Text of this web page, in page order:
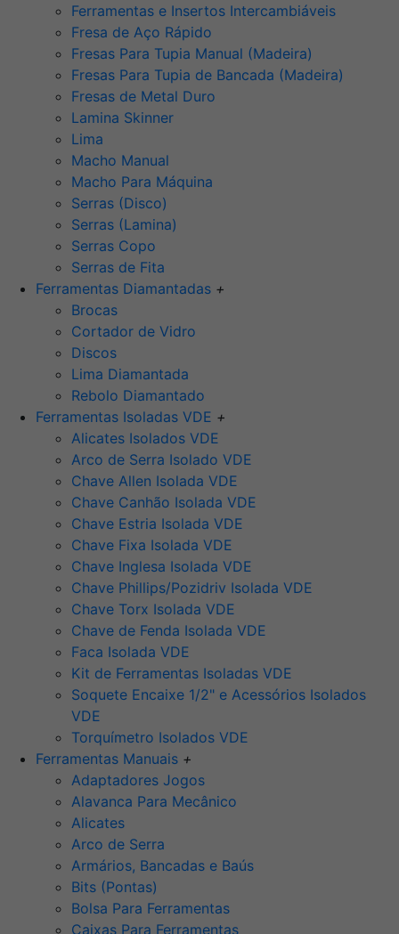
Ferramentas e Insertos Intercambiáveis
Fresa de Aço Rápido
Fresas Para Tupia Manual (Madeira)
Fresas Para Tupia de Bancada (Madeira)
Fresas de Metal Duro
Lamina Skinner
Lima
Macho Manual
Macho Para Máquina
Serras (Disco)
Serras (Lamina)
Serras Copo
Serras de Fita
Ferramentas Diamantadas +
Brocas
Cortador de Vidro
Discos
Lima Diamantada
Rebolo Diamantado
Ferramentas Isoladas VDE +
Alicates Isolados VDE
Arco de Serra Isolado VDE
Chave Allen Isolada VDE
Chave Canhão Isolada VDE
Chave Estria Isolada VDE
Chave Fixa Isolada VDE
Chave Inglesa Isolada VDE
Chave Phillips/Pozidriv Isolada VDE
Chave Torx Isolada VDE
Chave de Fenda Isolada VDE
Faca Isolada VDE
Kit de Ferramentas Isoladas VDE
Soquete Encaixe 1/2" e Acessórios Isolados
VDE
Torquímetro Isolados VDE
Ferramentas Manuais +
Adaptadores Jogos
Alavanca Para Mecânico
Alicates
Arco de Serra
Armários, Bancadas e Baús
Bits (Pontas)
Bolsa Para Ferramentas
Caixas Para Ferramentas